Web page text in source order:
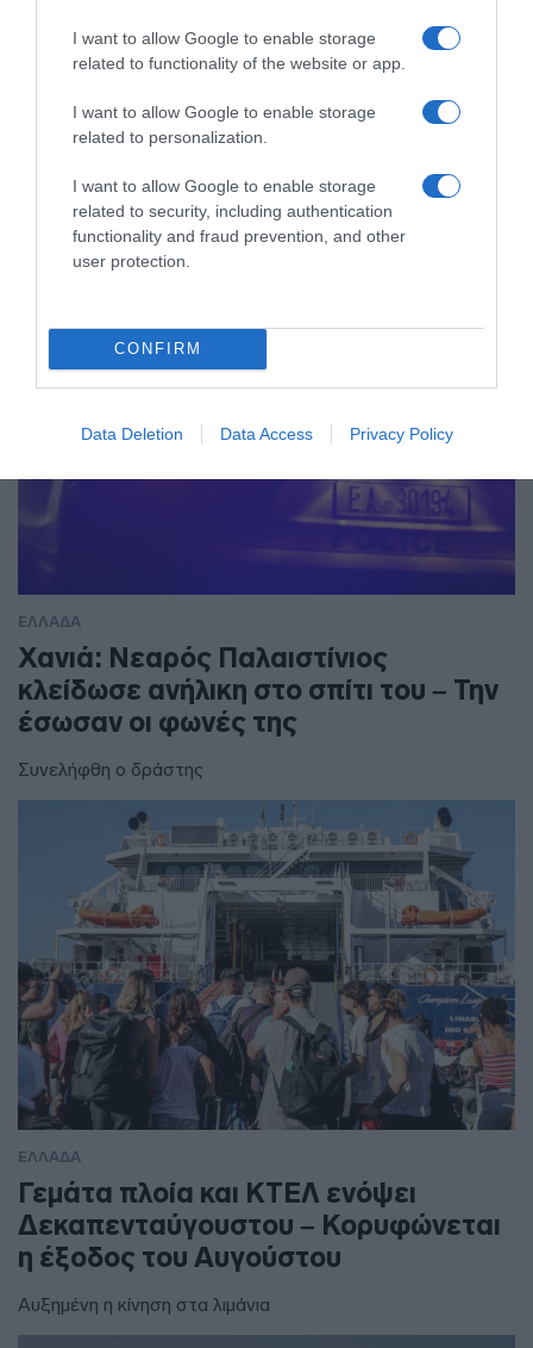
I want to allow Google to enable storage
related to functionality of the website or app.
I want to allow Google to enable storage
related to personalization.
I want to allow Google to enable storage
related to security, including authentication
functionality and fraud prevention, and other
user protection.
CONFIRM
Data Deletion Data Access Privacy Policy
ΕΛΛΑΔΑ
ΕΛΛΑΔΑ
Χανιά: Νεαρός Παλαιστίνιος
κλείδωσε ανήλικη στο σπίτι του – Την
έσωσαν οι φωνές της
Συνελήφθη ο δράστης
ΕΛΛΑΔΑ
Γεμάτα πλοία και ΚΤΕΛ ενόψει
Δεκαπενταύγουστου – Κορυφώνεται
η έξοδος του Αυγούστου
Αυξημένη η κίνηση στα λιμάνια